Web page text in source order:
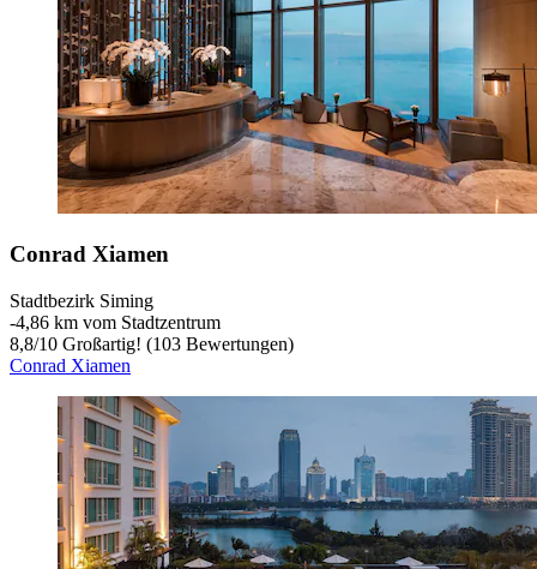
Conrad Xiamen
Stadtbezirk Siming
‐4,86 km vom Stadtzentrum
8,8/10 Großartig! (103 Bewertungen)
Conrad Xiamen